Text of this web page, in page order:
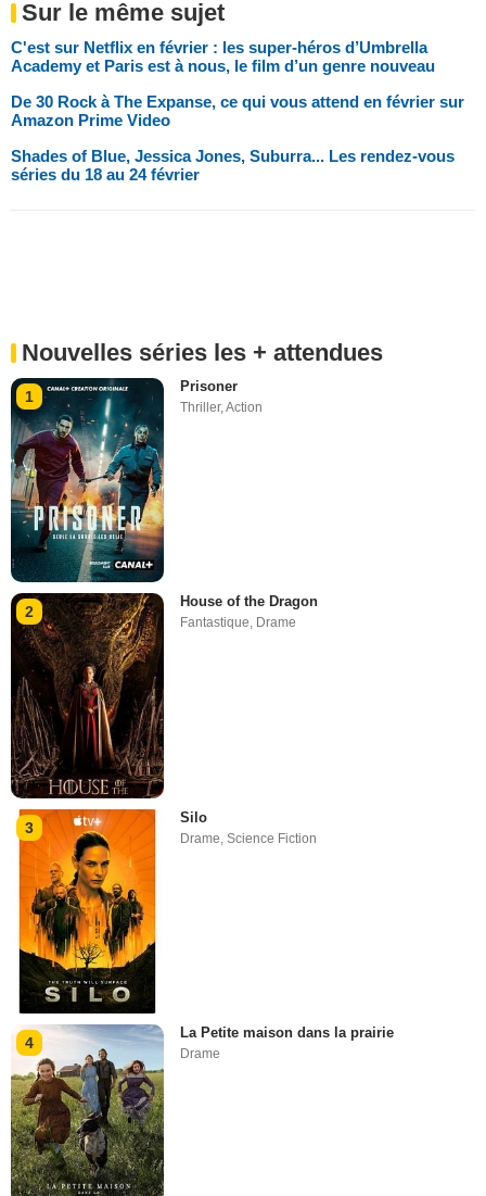
Sur le même sujet
C'est sur Netflix en février : les super-héros d’Umbrella
Academy et Paris est à nous, le film d’un genre nouveau
De 30 Rock à The Expanse, ce qui vous attend en février sur
Amazon Prime Video
Shades of Blue, Jessica Jones, Suburra... Les rendez-vous
séries du 18 au 24 février
Nouvelles séries les + attendues
1
Prisoner
Thriller,Action
2
House of the Dragon
Fantastique, Drame
3
Silo
Drame ,Science Fiction
4
La Petite maison dans la prairie
Drame